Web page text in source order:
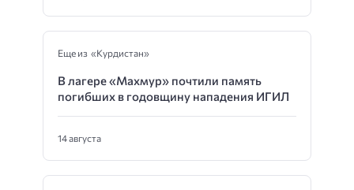
Еще из «Курдистан»
В лагере «Махмур» почтили память
погибших в годовщину нападения ИГИЛ
14 августа